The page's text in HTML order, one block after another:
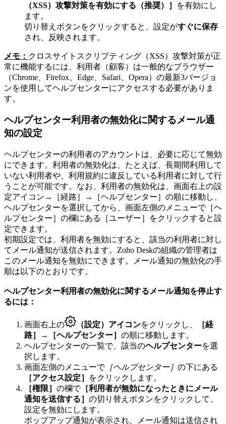
（XSS）攻撃対策を有効にする（推奨）］
を有効にし
ます。
切り替えボタンをクリックすると、設定がすぐに保存
され、反映されます。
メモ： クロスサイトスクリプティング（XSS）攻撃対策が正
常に機能するには、利用者（顧客）は一般的なブラウザー
（Chrome、Firefox、Edge、Safari、Opera）の最新3バージョ
ンを使用してヘルプセンターにアクセスする必要がありま
す。
ヘルプセンター利用者の無効化に関するメール通
知の設定
ヘルプセンターの利用者のアカウントは、必要に応じて無効
にできます。利用者の無効化は、たとえば、長期間利用して
いない利用者や、利用規約に違反している利用者に対して行
うことが可能です。なお、利用者の無効化は、画面右上の設
定アイコン→［経路］→［ヘルプセンター］の順に移動し、
ヘルプセンターを選択してから、画面左側のメニューで［ヘ
ルプセンター］の欄にある［ユーザー］をクリックすると設
定できます。
初期設定では、利用者を無効にすると、該当の利用者に対し
てメール通知が送信されます。Zoho Deskの組織の管理者は
このメール通知を無効にできます。メール通知の無効化の手
順は以下のとおりです。
ヘルプセンター利用者の無効化に関するメール通知を停止す
るには：
画面右上の （設定）アイコンをクリックし、
［経
路］
→ ［ヘルプセンター］ の順に移動します。
ヘルプセンターの一覧で、該当のヘルプセンターを選
択します。
画面左側のメニューで［ヘルプセンター］ の下にある
［アクセス設定］
をクリックします。
［権限］ の欄で［利用者が無効になったときにメール
通知を送信する］ の切り替えボタンをクリックして、
設定を無効にします。
ポップアップ通知が表示され、メール通知は送信され